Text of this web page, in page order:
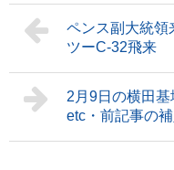
ペンス副大統領
ツーC-32飛来
2月9日の横田
etc・前記事の